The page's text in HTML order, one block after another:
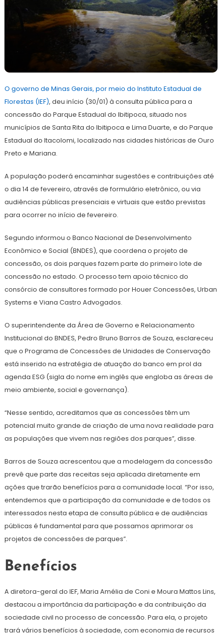
fevereiro
de
O governo de Minas Gerais, por meio do Instituto Estadual de
Florestas (IEF), deu início (30/01) à consulta pública para a
concessão do Parque Estadual do Ibitipoca, situado nos
municípios de Santa Rita do Ibitipoca e Lima Duarte, e do Parque
Estadual do Itacolomi, localizado nas cidades históricas de Ouro
Preto e Mariana.
A população poderá encaminhar sugestões e contribuições até
o dia 14 de fevereiro, através de formulário eletrônico, ou via
audiências públicas presenciais e virtuais que estão previstas
para ocorrer no início de fevereiro.
Segundo informou o Banco Nacional de Desenvolvimento
Econômico e Social (BNDES), que coordena o projeto de
concessão, os dois parques fazem parte do primeiro lote de
concessão no estado. O processo tem apoio técnico do
consórcio de consultores formado por Houer Concessões, Urban
Systems e Viana Castro Advogados.
O superintendente da Área de Governo e Relacionamento
Institucional do BNDES, Pedro Bruno Barros de Souza, esclareceu
que o Programa de Concessões de Unidades de Conservação
está inserido na estratégia de atuação do banco em prol da
agenda ESG (sigla do nome em inglês que engloba as áreas de
meio ambiente, social e governança).
“Nesse sentido, acreditamos que as concessões têm um
potencial muito grande de criação de uma nova realidade para
as populações que vivem nas regiões dos parques”, disse.
Barros de Souza acrescentou que a modelagem da concessão
prevê que parte das receitas seja aplicada diretamente em
ações que trarão benefícios para a comunidade local. “Por isso,
entendemos que a participação da comunidade e de todos os
interessados nesta etapa de consulta pública e de audiências
públicas é fundamental para que possamos aprimorar os
projetos de concessões de parques”.
Benefícios
A diretora-geral do IEF, Maria Amélia de Coni e Moura Mattos Lins,
destacou a importância da participação e da contribuição da
sociedade civil no processo de concessão. Para ela, o projeto
trará vários benefícios à sociedade, com economia de recursos